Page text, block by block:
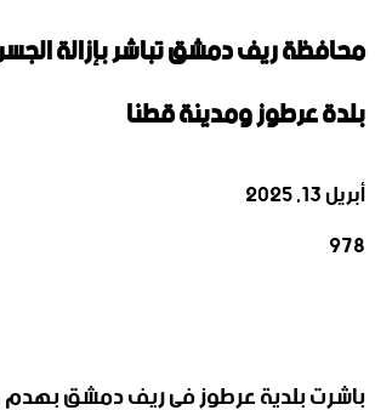
محافظة ريف دمشق تباشر بإزالة
بلدة عرطوز ومدينة قطنا
أبريل 13, 2025
978
باشرت بلدية عرطوز في ريف دمشق بهدم